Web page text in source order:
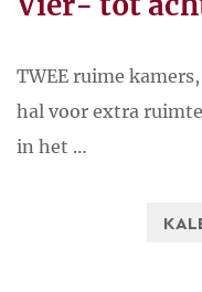
TWEE ruime
hal voor extra
in het …